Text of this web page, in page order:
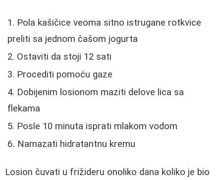
Pola kašičice veoma sitno istrugane rotkvice
preliti sa jednom čašom jogurta
Ostaviti da stoji 12 sati
Procediti pomoću gaze
Dobijenim losionom maziti delove lica sa
flekama
Posle 10 minuta isprati mlakom vodom
Namazati hidratantnu kremu
Losion čuvati u frižideru onoliko dana koliko je bio